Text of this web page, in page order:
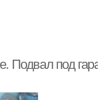
Подвал под